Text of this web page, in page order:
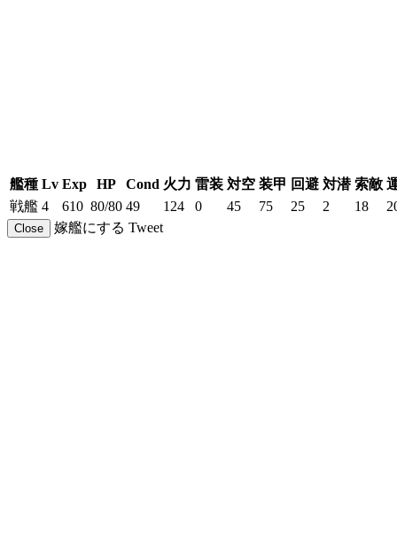
艦種 Lv Exp HP Cond 火力 雷装 対空 装甲 回避 対潜 索敵
戦艦 4 610 80/80 49 124 0 45 75 25 2 18
Close 嫁艦にする Tweet